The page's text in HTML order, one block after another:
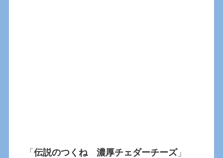
「伝説のつくね 濃厚チェダーチーズ」